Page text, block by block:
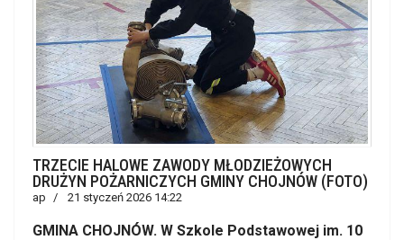
TRZECIE HALOWE ZAWODY MŁODZIEŻOWYCH
DRUŻYN POŻARNICZYCH GMINY CHOJNÓW (FOTO)
ap 21 styczeń 2026 14:22
GMINA CHOJNÓW. W Szkole Podstawowej im. 10